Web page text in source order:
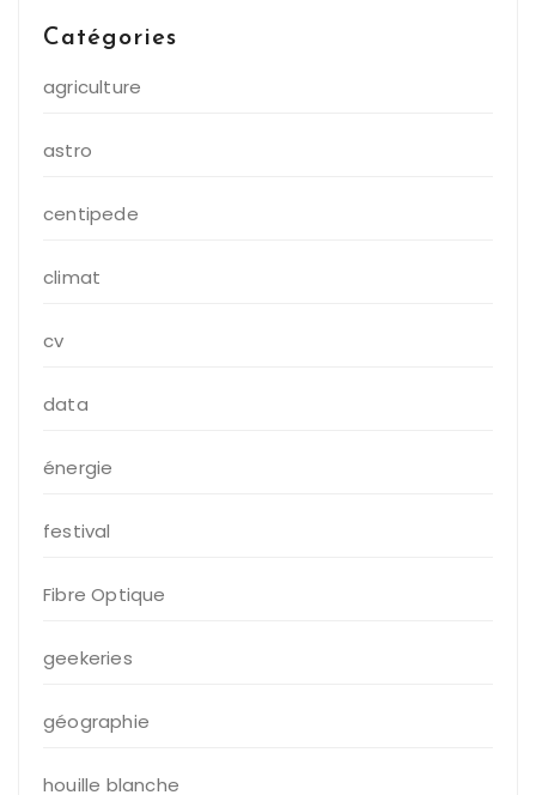
Catégories
agriculture
astro
centipede
climat
cv
data
énergie
festival
Fibre Optique
geekeries
géographie
houille blanche